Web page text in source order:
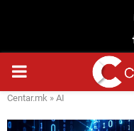
PRIMARY
Centar.mk » AI